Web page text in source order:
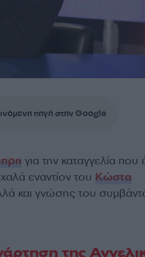
πηγή στην Google
για την καταγγελία που
εναντίον του Κώστα
και γνώσης του
της